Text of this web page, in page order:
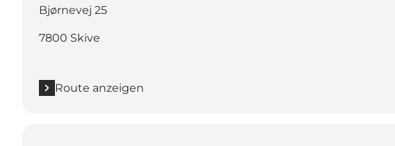
Bjørnevej 25
7800 Skive
Route anzeigen